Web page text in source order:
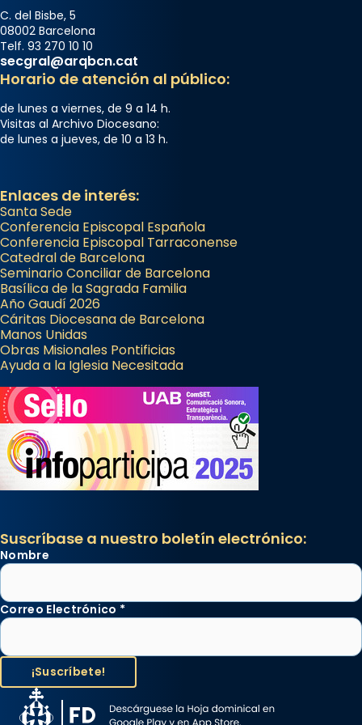
C. del Bisbe, 5
08002 Barcelona
Telf. 93 270 10 10
secgral@arqbcn.cat
Horario de atención al público:
de lunes a viernes, de 9 a 14 h.
Visitas al Archivo Diocesano:
de lunes a jueves, de 10 a 13 h.
Enlaces de interés:
Santa Sede
Conferencia Episcopal Española
Conferencia Episcopal Tarraconense
Catedral de Barcelona
Seminario Conciliar de Barcelona
Basílica de la Sagrada Familia
Año Gaudí 2026
Cáritas Diocesana de Barcelona
Manos Unidas
Obras Misionales Pontificias
Ayuda a la Iglesia Necesitada
Suscríbase a nuestro boletín electrónico:
Nombre
Correo Electrónico *